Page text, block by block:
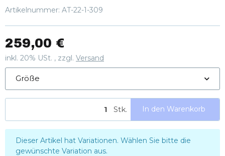
Artikelnummer: AT-22-1-309
259,00 €
inkl. 20% USt. , zzgl. Versand
Größe
Stk. In den Warenkorb
xDieser Artikel hat Variationen. Wählen Sie bitte die
gewünschte Variation aus.